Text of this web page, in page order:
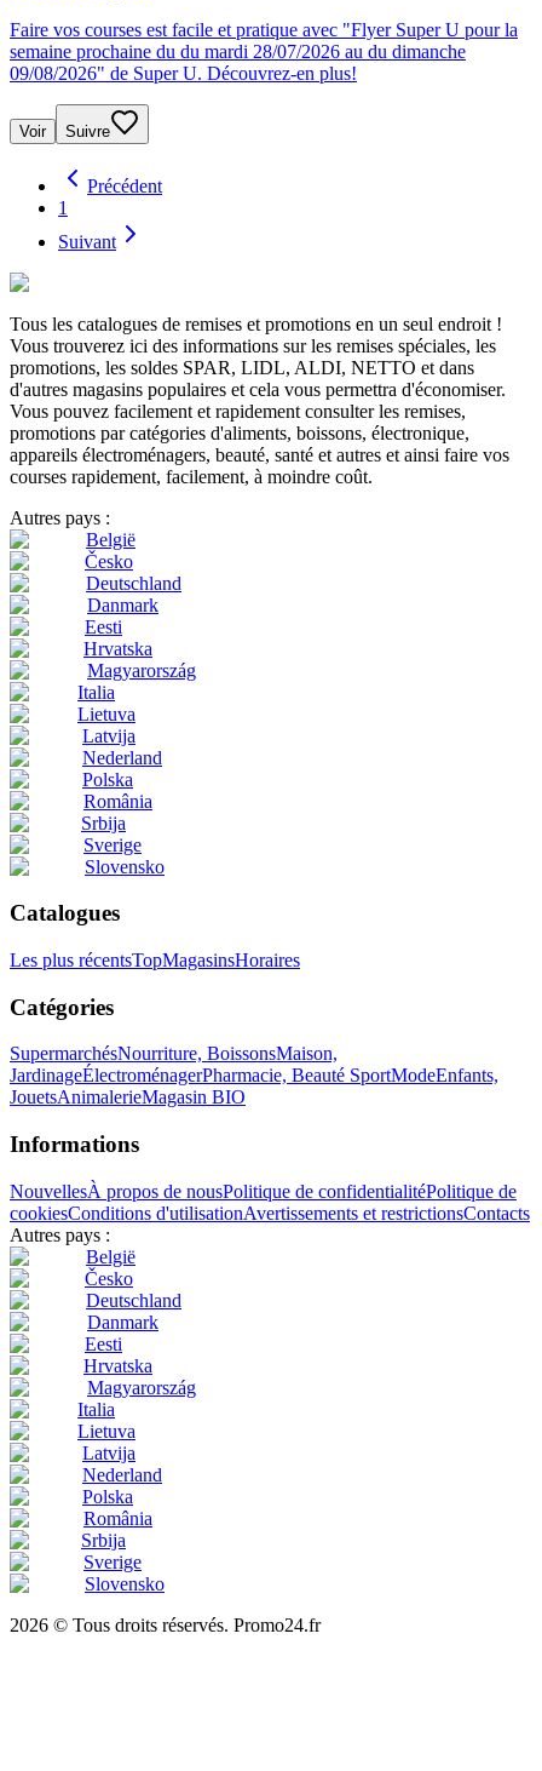
Faire vos courses est facile et pratique avec "Flyer Super U pour la
semaine prochaine du du mardi 28/07/2026 au du dimanche
09/08/2026" de Super U. Découvrez-en plus!
Voir Suivre
Précédent
1
Suivant
Tous les catalogues de remises et promotions en un seul endroit !
Vous trouverez ici des informations sur les remises spéciales, les
promotions, les soldes SPAR, LIDL, ALDI, NETTO et dans
d'autres magasins populaires et cela vous permettra d'économiser.
Vous pouvez facilement et rapidement consulter les remises,
promotions par catégories d'aliments, boissons, électronique,
appareils électroménagers, beauté, santé et autres et ainsi faire vos
courses rapidement, facilement, à moindre coût.
Autres pays :
België
Česko
Deutschland
Danmark
Eesti
Hrvatska
Magyarország
Italia
Lietuva
Latvija
Nederland
Polska
România
Srbija
Sverige
Slovensko
Catalogues
Les plus récentsTopMagasinsHoraires
Catégories
SupermarchésNourriture, BoissonsMaison,
JardinageÉlectroménagerPharmacie, Beauté SportModeEnfants,
JouetsAnimalerieMagasin BIO
Informations
NouvellesÀ propos de nousPolitique de confidentialitéPolitique de
cookiesConditions d'utilisationAvertissements et restrictionsContacts
Autres pays :
België
Česko
Deutschland
Danmark
Eesti
Hrvatska
Magyarország
Italia
Lietuva
Latvija
Nederland
Polska
România
Srbija
Sverige
Slovensko
2026 © Tous droits réservés. Promo24.fr